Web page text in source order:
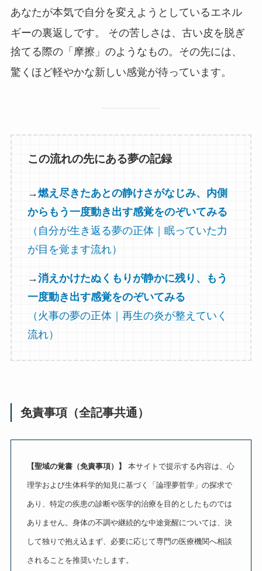
あなたが本気で自分を変えようとしているエネル
ギーの裏返しです。
その苦しさは、古い皮を脱ぎ
捨てる際の「摩擦」のようなもの。その先には、
驚くほど軽やかな新しい感覚が待っています。
この流れの先にある夢の記録
→燃え尽きたあとの静けさがなじみ、内側
からもう一度動き出す感覚をのぞいてみる
（自分が生き返る夢の正体｜眠っていた力
が目を覚ます流れ）
→消えかけたぬくもりが静かに残り、もう
一度動き出す感覚をのぞいてみる
（火事の夢の正体｜再生の炎が整えていく
流れ）
免責事項（全記事共通）
【聖域の覚書（免責事項）】 本サイトで提示する内容は、心
理学および生体科学的知見に基づく「論理夢哲学」の探求で
あり、特定の疾患の診断や医学的治療を目的としたものでは
ありません。身体の不調や継続的な中途覚醒については、決
して独りで抱え込まず、必要に応じて専門の医療機関へ相談
されることを推奨いたします。